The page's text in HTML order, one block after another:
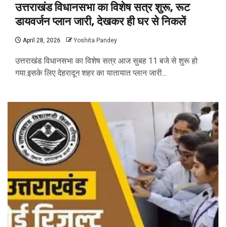
उत्तराखंड विधानसभा का विशेष सत्र शुरू, रूट
डायवर्जन प्लान जारी, देखकर ही घर से निकलें
April 28, 2026 Yoshita Pandey
उत्तराखंड विधानसभा का विशेष सत्र आज सुबह 11 बजे से शुरू हो
गया.इसके लिए देहरादून शहर का यातायात प्लान जारी...